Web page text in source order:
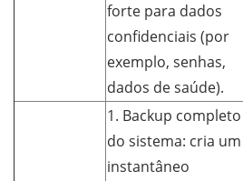
forte para dados
confidenciais (por
exemplo, senhas,
dados de saúde).
1. Backup completo
do sistema: cria um
instantâneo